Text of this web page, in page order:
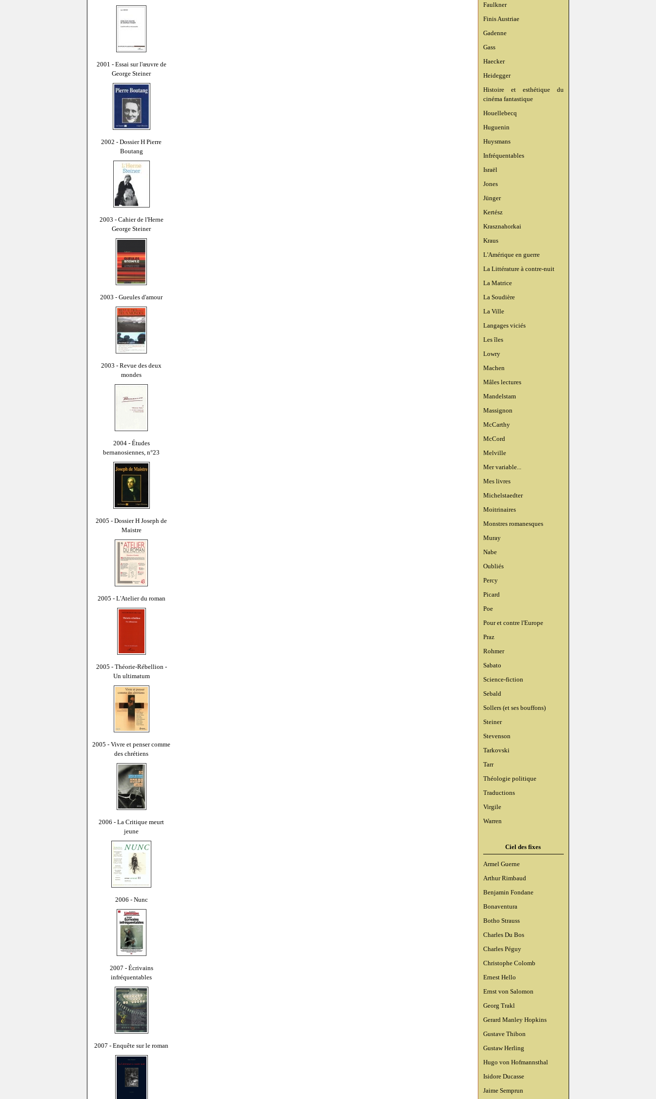
2001 - Essai sur l'œuvre de
George Steiner
2002 - Dossier H Pierre
Boutang
2003 - Cahier de l'Herne
George Steiner
2003 - Gueules d'amour
2003 - Revue des deux
mondes
2004 - Études
bernanosiennes, n°23
2005 - Dossier H Joseph de
Maistre
2005 - L'Atelier du roman
2005 - Théorie-Rébellion -
Un ultimatum
2005 - Vivre et penser comme
des chrétiens
2006 - La Critique meurt
jeune
2006 - Nunc
2007 - Écrivains
infréquentables
2007 - Enquête sur le roman
Faulkner
Finis Austriae
Gadenne
Gass
Haecker
Heidegger
Histoire et esthétique du
cinéma fantastique
Houellebecq
Huguenin
Huysmans
Infréquentables
Israël
Jones
Jünger
Kertész
Krasznahorkai
Kraus
L'Amérique en guerre
La Littérature à contre-nuit
La Matrice
La Soudière
La Ville
Langages viciés
Les îles
Lowry
Machen
Mâles lectures
Mandelstam
Massignon
McCarthy
McCord
Melville
Mer variable...
Mes livres
Michelstaedter
Moitrinaires
Monstres romanesques
Muray
Nabe
Oubliés
Percy
Picard
Poe
Pour et contre l'Europe
Praz
Rohmer
Sabato
Science-fiction
Sebald
Sollers (et ses bouffons)
Steiner
Stevenson
Tarkovski
Tarr
Théologie politique
Traductions
Virgile
Warren
Ciel des fixes
Armel Guerne
Arthur Rimbaud
Benjamin Fondane
Bonaventura
Botho Strauss
Charles Du Bos
Charles Péguy
Christophe Colomb
Ernest Hello
Ernst von Salomon
Georg Trakl
Gerard Manley Hopkins
Gustave Thibon
Gustaw Herling
Hugo von Hofmannsthal
Isidore Ducasse
Jaime Semprun